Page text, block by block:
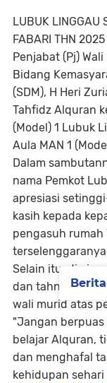
LUBUK LINGGAU
FABARI THN 2025
Penjabat (Pj)
Bidang
(SDM), H Heri
Tahfidz Alquran
(Model) 1 Lubuk
Aula MAN 1
Dalam
nama Pemkot
apresiasi
kasih kepada
pengasuh
Selain itu, dia
dan tahniah
wali murid atas
"Jangan
belajar Alquran,
dan menghafal
kehidupan